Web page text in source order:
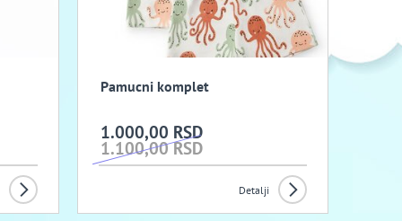
Pamucni komplet
1.000,00 RSD
1.100,00 RSD
Detalji